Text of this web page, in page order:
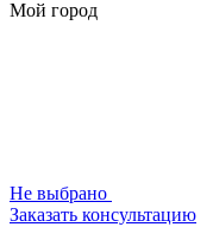
Мой город
Не выбрано
Заказать консультацию